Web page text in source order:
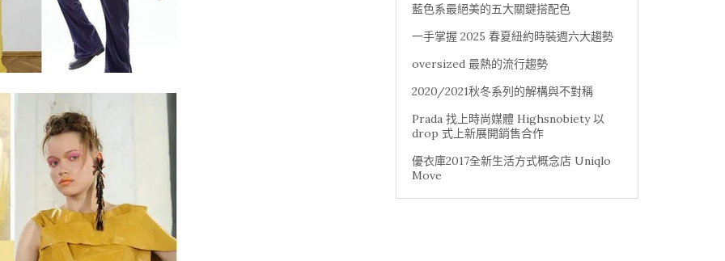
藍色系最絕美的五大關鍵搭配色
一手掌握 2025 春夏紐約時裝週六大趨勢
oversized 最熱的流行趨勢
2020/2021秋冬系列的解構與不對稱
Prada 找上時尚媒體 Highsnobiety 以
drop 式上新展開銷售合作
優衣庫2017全新生活方式概念店 Uniqlo
Move